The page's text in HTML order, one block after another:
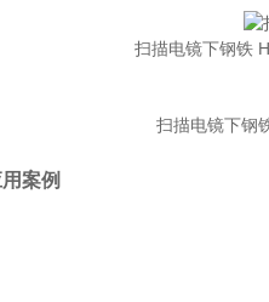
扫描电镜下钢铁
扫描电镜下钢
案例